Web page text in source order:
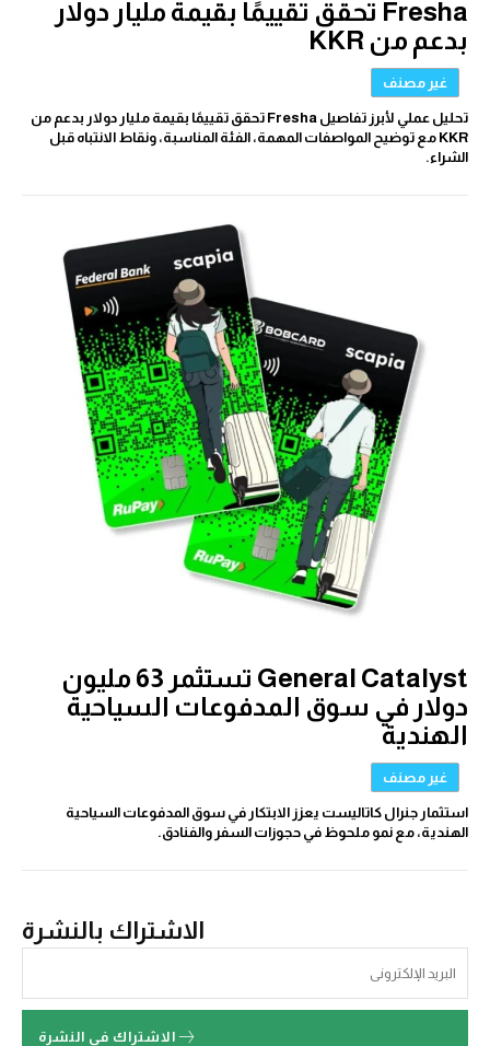
Fresha تحقق تقييمًا بقيمة مليار دولار
بدعم من KKR
غير مصنف
تحليل عملي لأبرز تفاصيل Fresha تحقق تقييمًا بقيمة مليار دولار بدعم من
KKR مع توضيح المواصفات المهمة، الفئة المناسبة، ونقاط الانتباه قبل
الشراء.
General Catalyst تستثمر 63 مليون
دولار في سوق المدفوعات السياحية
الهندية
غير مصنف
استثمار جنرال كاتاليست يعزز الابتكار في سوق المدفوعات السياحية
الهندية، مع نمو ملحوظ في حجوزات السفر والفنادق.
الاشتراك بالنشرة
الاشتراك في النشرة